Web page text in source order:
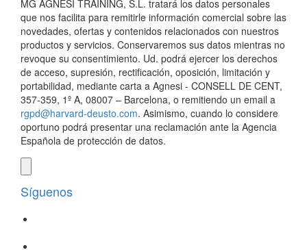
MG AGNESI TRAINING, S.L. tratará los datos personales
que nos facilita para remitirle información comercial sobre las
novedades, ofertas y contenidos relacionados con nuestros
productos y servicios. Conservaremos sus datos mientras no
revoque su consentimiento. Ud. podrá ejercer los derechos
de acceso, supresión, rectificación, oposición, limitación y
portabilidad, mediante carta a Agnesi - CONSELL DE CENT,
357-359, 1º A, 08007 – Barcelona, o remitiendo un email a
rgpd@harvard-deusto.com. Asimismo, cuando lo considere
oportuno podrá presentar una reclamación ante la Agencia
Española de protección de datos.
Síguenos